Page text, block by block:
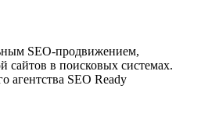
SEO-продвижением,
сайтов в поисковых системах.
агентства SEO Ready